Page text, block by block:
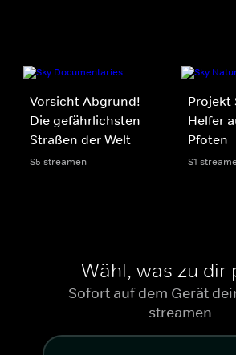
Vorsicht Abgrund!
Die gefährlichsten
Straßen der Welt
S5 streamen
Projekt
Helfer
Pfoten
S1
Wähl, was zu dir
Sofort auf dem Gerät
streamen